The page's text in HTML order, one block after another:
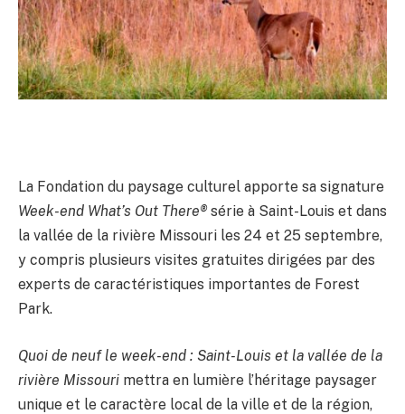
Week-end What’s Out There® série à Saint-Louis et dans
la vallée de la rivière Missouri les 24 et 25 septembre,
y compris plusieurs visites gratuites dirigées par des
experts de caractéristiques importantes de Forest
Park.
Quoi de neuf le week-end : Saint-Louis et la vallée de la
rivière Missouri mettra en lumière l’héritage paysager
unique et le caractère local de la ville et de la région,